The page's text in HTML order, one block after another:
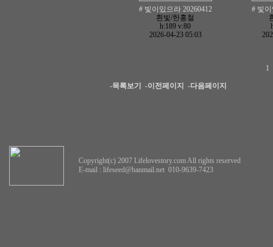
# 빛이있으라 20260412
흰빛/한홍철
h:189 v:80
2026-04-23 05:03
# 빛이
1
-목록보기 -이전페이지 -다음페이지
Copyright(c) 2007 Lifelovestory.com All rights reserved
E-mail : lifeseed@hanmail.net 010-9639-7423